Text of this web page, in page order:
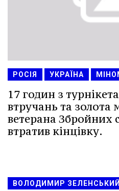
РОСІЯ УКРАЇНА
17 годин з
втручань та золота
ветерана Збройних
втратив кінцівку.
ВОЛОДИМИР ЗЕЛЕНСЬКИЙ